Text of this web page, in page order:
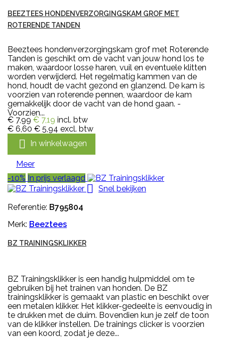
BEEZTEES HONDENVERZORGINGSKAM GROF MET
ROTERENDE TANDEN
Beeztees hondenverzorgingskam grof met Roterende
Tanden is geschikt om de vacht van jouw hond los te
maken, waardoor losse haren, vuil en eventuele klitten
worden verwijderd. Het regelmatig kammen van de
hond, houdt de vacht gezond en glanzend. De kam is
voorzien van roterende pennen, waardoor de kam
gemakkelijk door de vacht van de hond gaan. -
Voorzien...
€ 7,99 € 7,19 incl. btw
€ 6,60 € 5,94 excl. btw
 In winkelwagen
Meer
-10% In prijs verlaagd

Snel bekijken
Referentie: B795804
Merk: Beeztees
BZ TRAININGSKLIKKER
BZ Trainingsklikker is een handig hulpmiddel om te
gebruiken bij het trainen van honden. De BZ
trainingsklikker is gemaakt van plastic en beschikt over
een metalen klikker. Het klikker-gedeelte is eenvoudig in
te drukken met de duim. Bovendien kun je zelf de toon
van de klikker instellen. De trainings clicker is voorzien
van een koord, zodat je deze...